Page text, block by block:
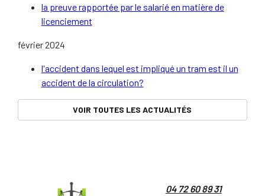
la preuve rapportée par le salarié en matière de
licenciement
février 2024
l'accident dans lequel est impliqué un tram est il un
accident de la circulation?
VOIR TOUTES LES ACTUALITÉS
04 72 60 89 31